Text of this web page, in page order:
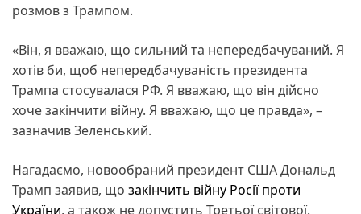
розмов з Трампом.
«Він, я вважаю, що сильний та непередбачуваний. Я
хотів би, щоб непередбачуваність президента
Трампа стосувалася РФ. Я вважаю, що він дійсно
хоче закінчити війну. Я вважаю, що це правда», –
зазначив Зеленський.
Нагадаємо, новообраний президент США Дональд
Трамп заявив, що закінчить війну Росії проти
України, а також не допустить Третьої світової.